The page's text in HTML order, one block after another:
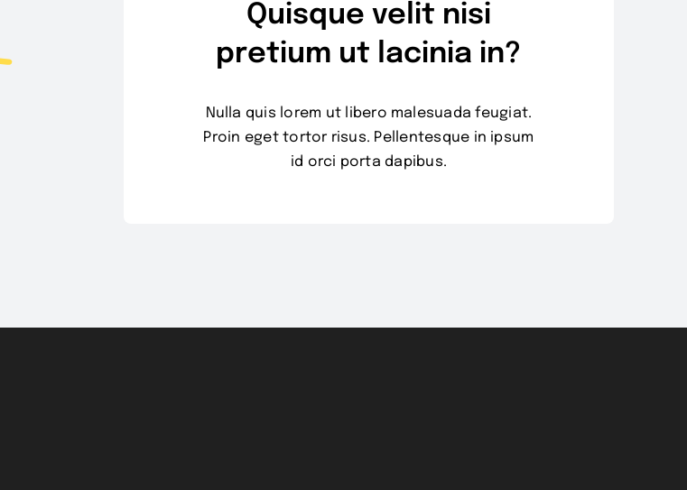
Quisque velit nisi
pretium ut lacinia in?
Nulla quis lorem ut libero malesuada feugiat.
Proin eget tortor risus. Pellentesque in ipsum
id orci porta dapibus.